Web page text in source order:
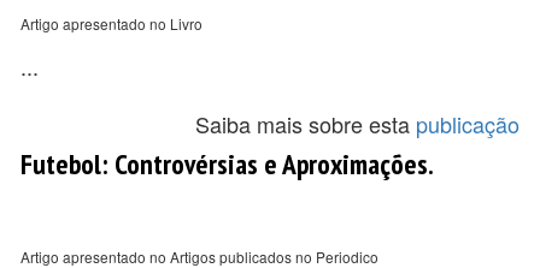
Artigo apresentado no Livro
...
Saiba mais sobre esta publicação
Futebol: Controvérsias e Aproximações.
Artigo apresentado no Artigos publicados no Periodico